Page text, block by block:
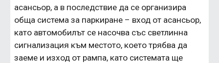
асансьор, а в последствие да се организира
обща система за паркиране – вход от асансьор,
като автомобилът се насочва със светлинна
сигнализация към местото, което трябва да
заеме и изход от рампа, като системата ще